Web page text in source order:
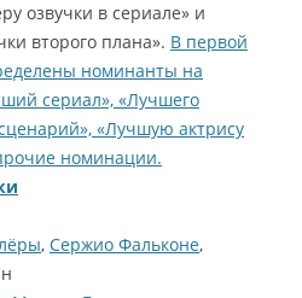
озвучки в сериале» и
второго плана». В первой
номинанты на
сериал», «Лучшего
«Лучшую актрису
номинации.
, Сержио Фальконе,